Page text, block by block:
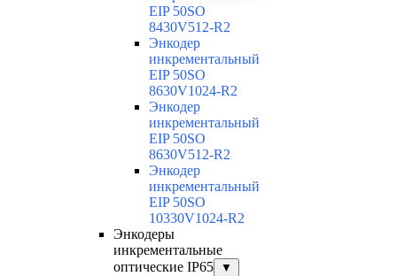
EIP 50SO
8430V512-R2
Энкодер
инкрементальный
EIP 50SO
8630V1024-R2
Энкодер
инкрементальный
EIP 50SO
8630V512-R2
Энкодер
инкрементальный
EIP 50SO
10330V1024-R2
Энкодеры
инкрементальные
оптические IP65
▼